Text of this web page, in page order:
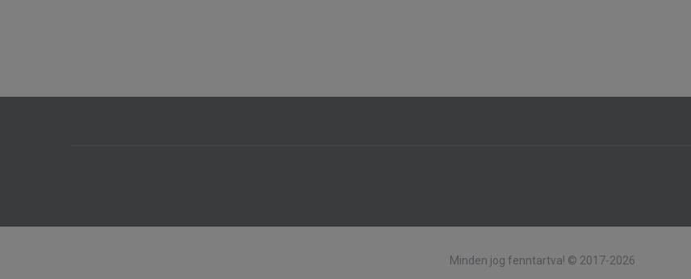
Minden jog fenntartva! © 2017-2026